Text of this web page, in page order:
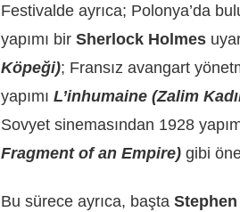
Festivalde ayrıca; Polonya’da
yapımı bir Sherlock Holmes
Köpeği); Fransız avangart
yapımı L’inhumaine (Zalim
Sovyet sinemasından 1928
Fragment of an Empire) gibi
Bu sürece ayrıca, başta